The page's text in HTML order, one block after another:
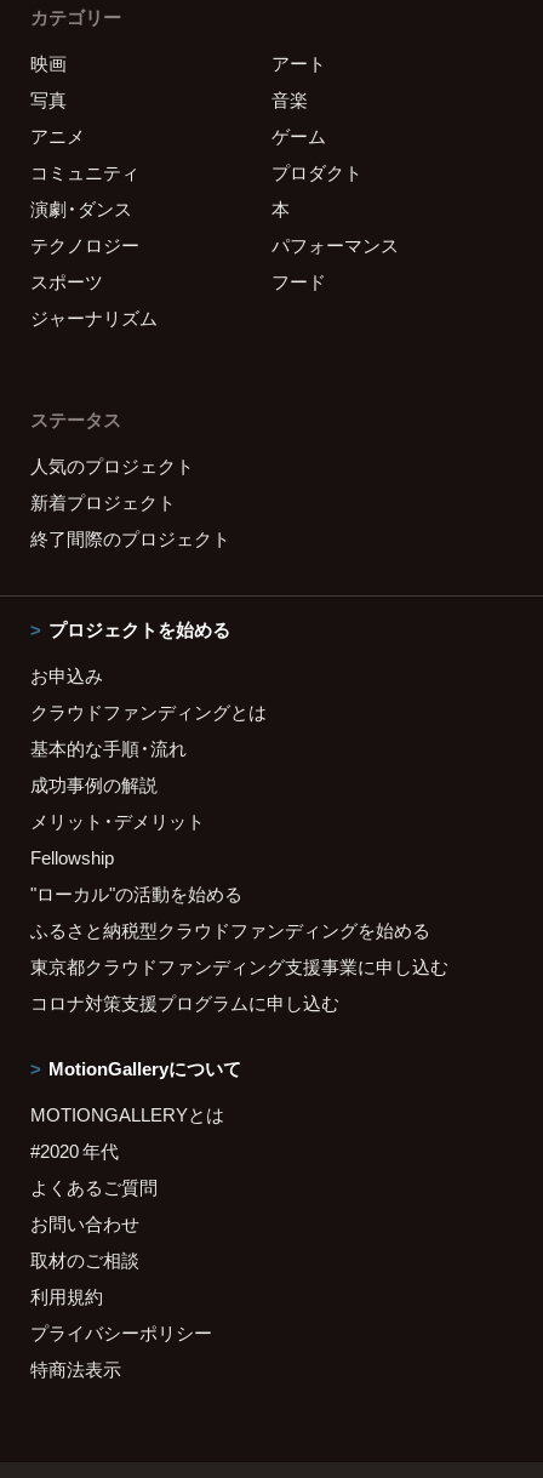
カテゴリー
映画
アート
写真
音楽
アニメ
ゲーム
コミュニティ
プロダクト
演劇・ダンス
本
テクノロジー
パフォーマンス
スポーツ
フード
ジャーナリズム
ステータス
人気のプロジェクト
新着プロジェクト
終了間際のプロジェクト
プロジェクトを始める
お申込み
クラウドファンディングとは
基本的な手順・流れ
成功事例の解説
メリット・デメリット
Fellowship
"ローカル"の活動を始める
ふるさと納税型クラウドファンディングを始める
東京都クラウドファンディング支援事業に申し込む
コロナ対策支援プログラムに申し込む
MotionGalleryについて
MOTIONGALLERYとは
#2020 年代
よくあるご質問
お問い合わせ
取材のご相談
利用規約
プライバシーポリシー
特商法表示